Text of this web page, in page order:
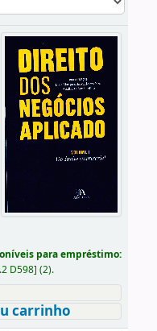
para empréstimo:
D598] (2).
carrinho